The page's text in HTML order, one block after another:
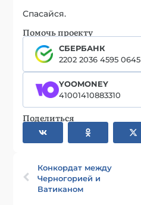
Спасайся.
Помочь проекту
СБЕРБАНК
2202 2036 4595 0645
YOOMONEY
41001410883310
Поделиться
Конкордат между
Черногорией и
Ватиканом